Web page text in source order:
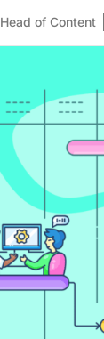
Head of Content